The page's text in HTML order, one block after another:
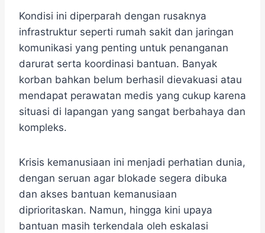
Kondisi ini diperparah dengan rusaknya
infrastruktur seperti rumah sakit dan jaringan
komunikasi yang penting untuk penanganan
darurat serta koordinasi bantuan. Banyak
korban bahkan belum berhasil dievakuasi atau
mendapat perawatan medis yang cukup karena
situasi di lapangan yang sangat berbahaya dan
kompleks.
Krisis kemanusiaan ini menjadi perhatian dunia,
dengan seruan agar blokade segera dibuka
dan akses bantuan kemanusiaan
diprioritaskan. Namun, hingga kini upaya
bantuan masih terkendala oleh eskalasi